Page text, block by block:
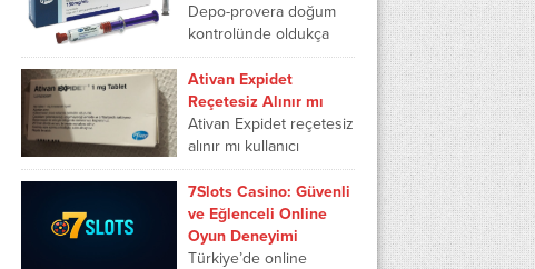
karşılıyor mu, ursactive
250 mg hangi...
Depo-provera doğum
kontrolünde oldukça
etkili iğnelerden biridir.
Kadınların hamile
kalmamak adına
yaptırdıkları iğne aile
planlamasından önemli
rol oynamaktadır. Depo-
provera yasaklandı...
Ativan Expidet
Reçetesiz Alınır mı
Ativan Expidet reçetesiz
alınır mı kullanıcı
hastalar tarafından
merak edilmektedir.
Ativan Expidet yeşil
reçete ile alınan
ilaçlardan olduğu için
7Slots Casino: Güvenli
ve Eğlenceli Online
Oyun Deneyimi
Türkiye’de online